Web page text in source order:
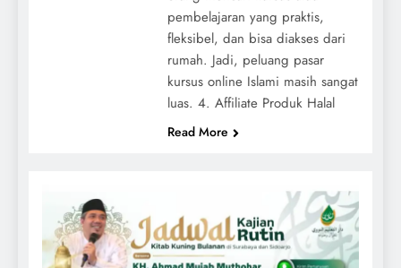
pembelajaran yang praktis,
fleksibel, dan bisa diakses dari
rumah. Jadi, peluang pasar
kursus online Islami masih sangat
luas. 4. Affiliate Produk Halal
Read More